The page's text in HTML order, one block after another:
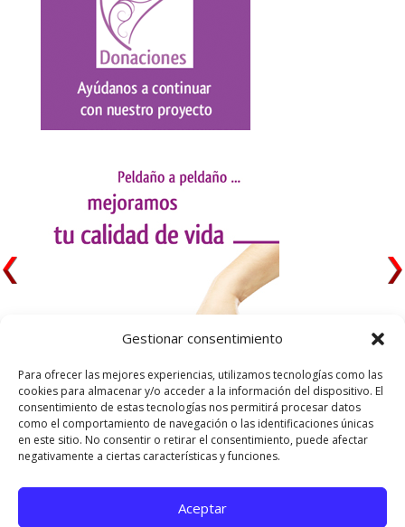
Gestionar consentimiento
Para ofrecer las mejores experiencias, utilizamos tecnologías como las
cookies para almacenar y/o acceder a la información del dispositivo. El
consentimiento de estas tecnologías nos permitirá procesar datos
como el comportamiento de navegación o las identificaciones únicas
en este sitio. No consentir o retirar el consentimiento, puede afectar
negativamente a ciertas características y funciones.
Aceptar
Utilizamos cookies para ofrecerte la mejor experiencia en